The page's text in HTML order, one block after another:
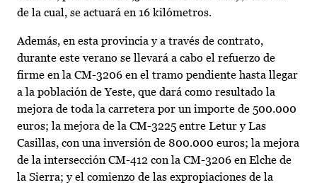
de la cual, se actuará en 16 kilómetros.
Además, en esta provincia y a través de contrato,
durante este verano se llevará a cabo el refuerzo de
firme en la CM-3206 en el tramo pendiente hasta llegar
a la población de Yeste, que dará como resultado la
mejora de toda la carretera por un importe de 500.000
euros; la mejora de la CM-3225 entre Letur y Las
Casillas, con una inversión de 800.000 euros; la mejora
de la intersección CM-412 con la CM-3206 en Elche de
la Sierra; y el comienzo de las expropiaciones de la